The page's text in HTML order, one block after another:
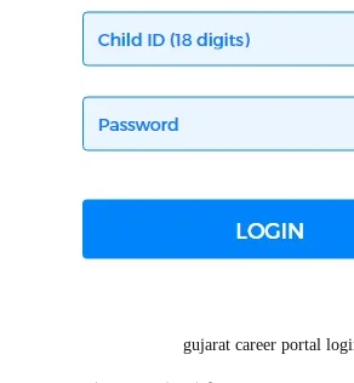
gujarat career portal